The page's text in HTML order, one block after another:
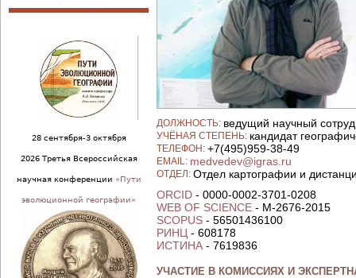
ДОЛЖНОСТЬ: ведущий научный
УЧЁНАЯ СТЕПЕНЬ: кандидат
ТЕЛЕФОН: +7(495)959-38-49
EMAIL: medvedev@igras.ru
ОТДЕЛ: Отдел картографии и
ORCID - 0000-0002-3701-0208
WEB OF SCIENCE - M-2676-2015
SCOPUS - 56501436100
РИНЦ - 608178
ИСТИНА - 7619836
УЧАСТИЕ В КОМИССИЯХ И
28 сентября-3 октября
2026 Третья Всероссийская
научная конференции «Пути
эволюционной географии»